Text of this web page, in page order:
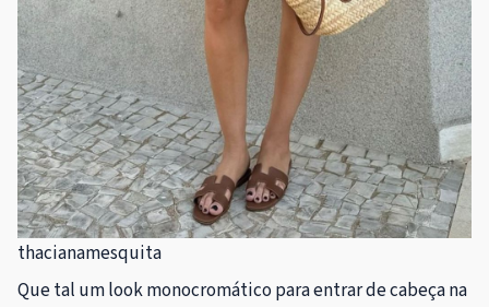
thacianamesquita
Que tal um look monocromático para entrar de cabeça na